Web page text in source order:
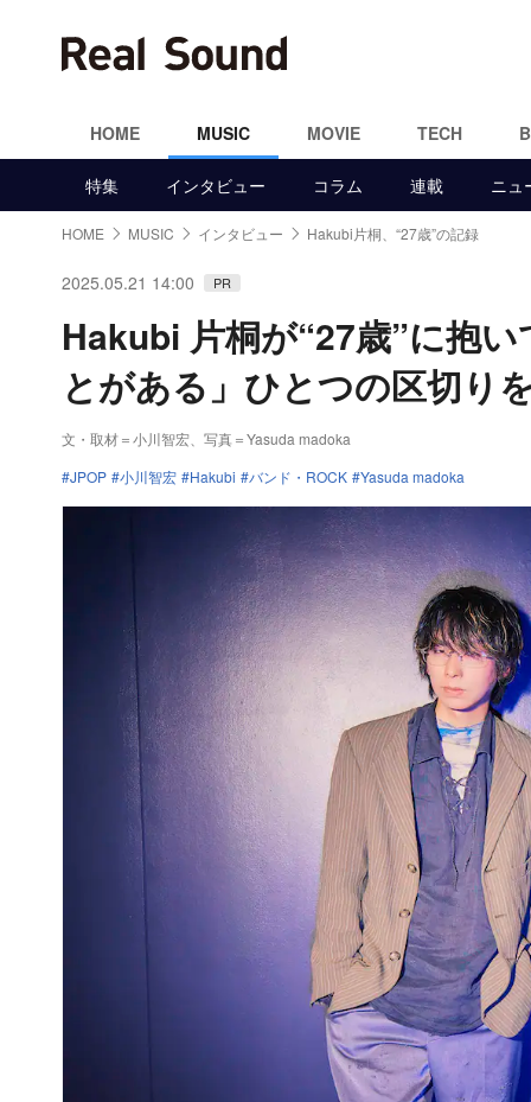
HOME MUSIC MOVIE TECH
特集 インタビュー コラム 連載 ニュ
HOME MUSIC インタビュー Hakubi片桐、“27歳”の記録
2025.05.21 14:00 PR
Hakubi 片桐が“27歳”に抱
とがある」ひとつの区切り
文・取材＝小川智宏
写真＝Yasuda madoka
JPOP
小川智宏 Hakubi バンド・ROCK Yasuda madoka